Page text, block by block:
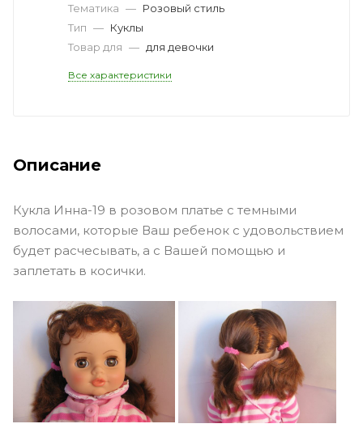
Тематика — Розовый стиль
Тип — Куклы
Товар для — для девочки
Все характеристики
Описание
Кукла Инна-19 в розовом платье с темными
волосами, которые Ваш ребенок с удовольствием
будет расчесывать, а с Вашей помощью и
заплетать в косички.